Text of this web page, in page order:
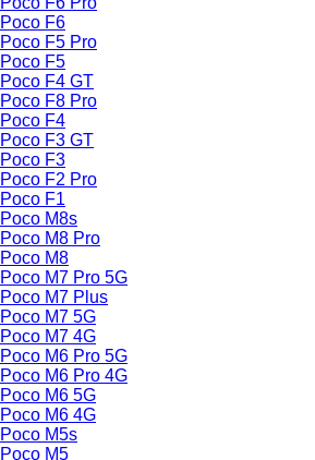
Poco F6
Poco F5 Pro
Poco F5
Poco F4 GT
Poco F8 Pro
Poco F4
Poco F3 GT
Poco F3
Poco F2 Pro
Poco F1
Poco M8s
Poco M8 Pro
Poco M8
Poco M7 Pro 5G
Poco M7 Plus
Poco M7 5G
Poco M7 4G
Poco M6 Pro 5G
Poco M6 Pro 4G
Poco M6 5G
Poco M6 4G
Poco M5s
Poco M5